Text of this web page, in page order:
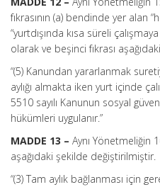
fıkrasının (a) bendinde yer alan
“yurtdışında kısa süreli
olarak ve beşinci fıkrası
“(5) Kanundan yararlanmak
aylığı almakta iken yurt içinde
5510 sayılı Kanunun sosyal
hükümleri uygulanır.”
MADDE 13 – Aynı Yönetmeliğin
aşağıdaki şekilde değiştirilmiştir.
“(3) Tam aylık bağlanması için